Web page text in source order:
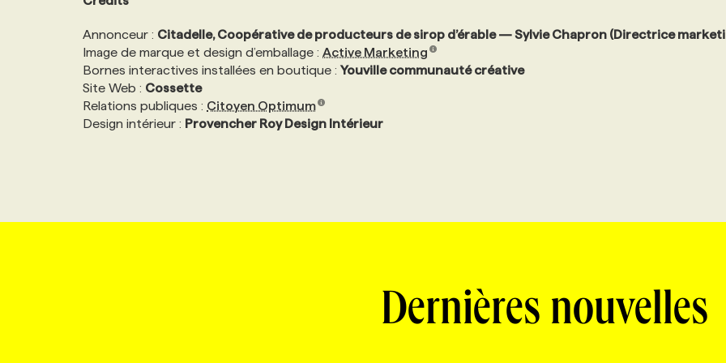
Annonceur : Citadelle, Coopérative de producteurs de sirop d’érable — Sylvie Chapron (Directrice
Image de marque et design d’emballage : Active Marketing
Bornes interactives installées en boutique : Youville communauté créative
Site Web : Cossette
Relations publiques : Citoyen Optimum
Design intérieur : Provencher Roy Design Intérieur
Dernières nouvelles